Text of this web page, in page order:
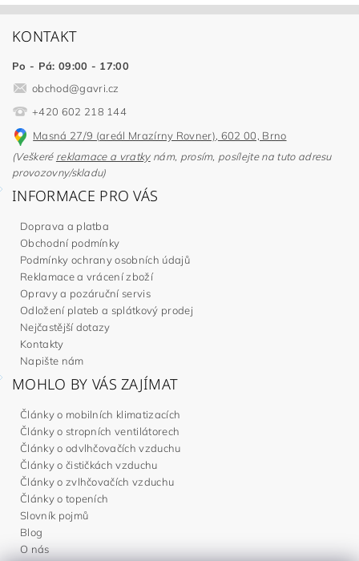
KONTAKT
Po - Pá: 09:00 - 17:00
obchod@gavri.cz
+420 602 218 144
Masná 27/9 (areál Mrazírny Rovner), 602 00, Brno
(Veškeré reklamace a vratkynám, prosím, posílejte na tuto adresu
provozovny/skladu)
INFORMACE PRO VÁS
Doprava a platba
Obchodní podmínky
Podmínky ochrany osobních údajů
Reklamace a vrácení zboží
Opravy a pozáruční servis
Odložení plateb a splátkový prodej
Nejčastější dotazy
Kontakty
Napište nám
MOHLO BY VÁS ZAJÍMAT
Články o mobilních klimatizacích
Články o stropních ventilátorech
Články o odvlhčovačích vzduchu
Články o čističkách vzduchu
Články o zvlhčovačích vzduchu
Články o topeních
Slovník pojmů
Blog
O nás